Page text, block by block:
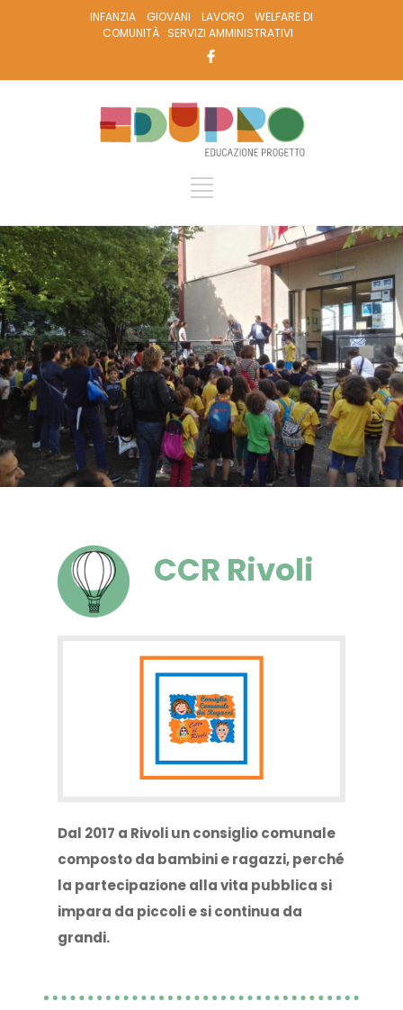
INFANZIA GIOVANI LAVORO
WELFARE DI
COMUNITÀ
SERVIZI AMMINISTRATIVI
CCR Rivoli
Dal 2017 a Rivoli un consiglio comunale
composto da bambini e ragazzi, perché
la partecipazione alla vita pubblica si
impara da piccoli e si continua da
grandi.